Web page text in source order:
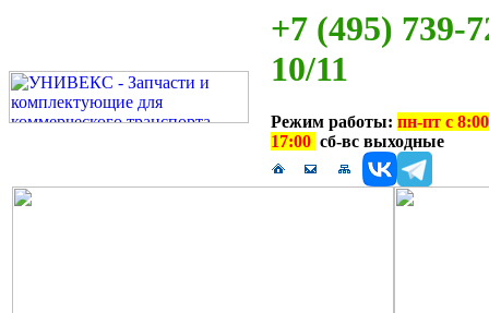
+7 (495) 739-
10/11
Режим работы: пн-пт с
17:00 сб-вс выходные